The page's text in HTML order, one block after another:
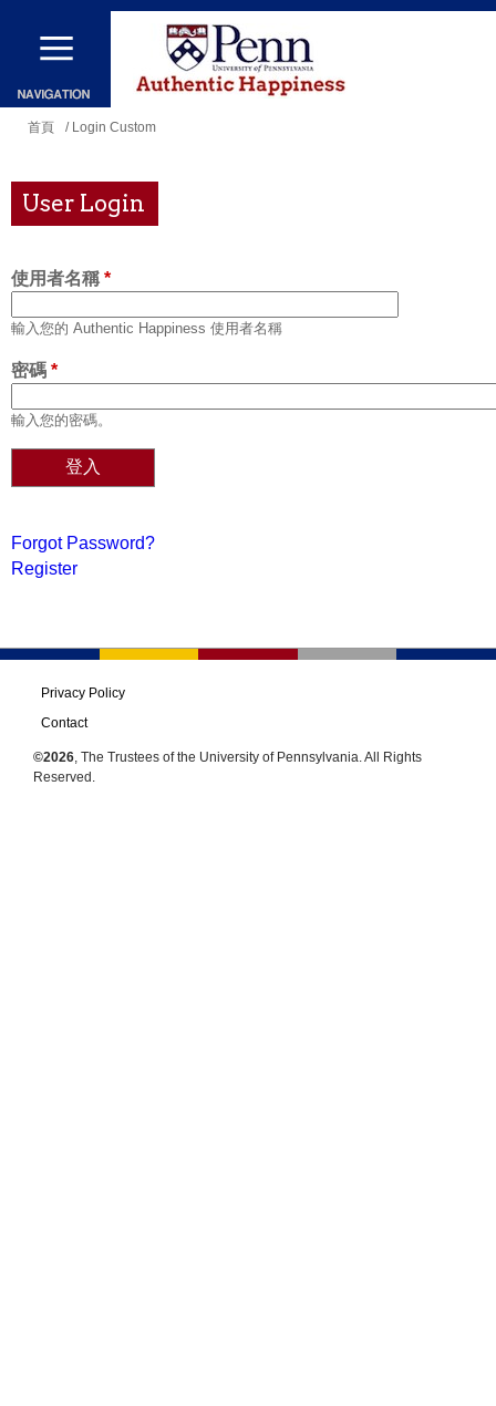
移
主
內
您
這
裡
首頁 / Login Custom
User Login
使用者名稱 *
輸入您的 Authentic Happiness 使用者名稱
密碼 *
輸入您的密碼。
Forgot Password?
Register
Privacy Policy
Contact
©2026, The Trustees of the University of Pennsylvania. All Rights
Reserved.